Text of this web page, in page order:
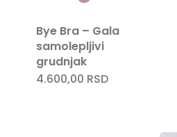
Bye Bra – Gala
samolepljivi
grudnjak
4.600,00 RSD